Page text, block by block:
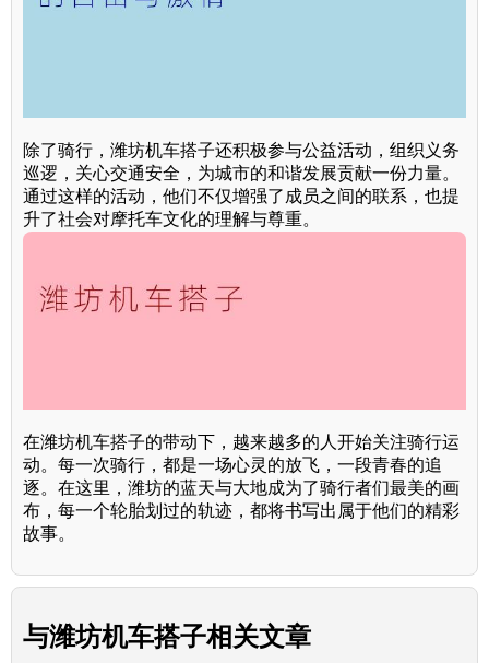
除了骑行，潍坊机车搭子还积极参与公益活动，组织义务
巡逻，关心交通安全，为城市的和谐发展贡献一份力量。
通过这样的活动，他们不仅增强了成员之间的联系，也提
升了社会对摩托车文化的理解与尊重。
在潍坊机车搭子的带动下，越来越多的人开始关注骑行运
动。每一次骑行，都是一场心灵的放飞，一段青春的追
逐。在这里，潍坊的蓝天与大地成为了骑行者们最美的画
布，每一个轮胎划过的轨迹，都将书写出属于他们的精彩
故事。
与潍坊机车搭子相关文章